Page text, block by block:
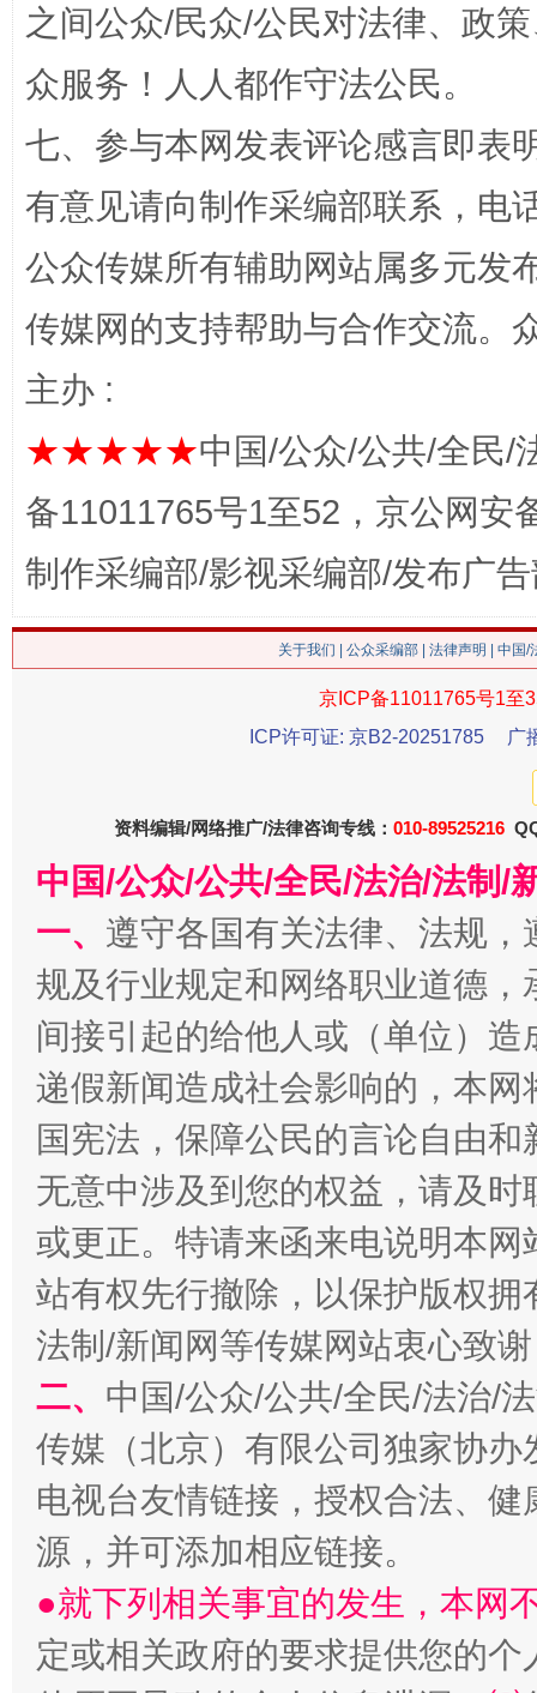
网上购药对药下症？
在谋一域中谋全局
今
习近平的博鳌关键词
魏明亮
“刷贴”乱象丛生
之间公众/民众/公民对法律、政
众服务！人人都作守法公民。
七、参与本网发表评论感言即表
有意见请向制作采编部联系，电
公众传媒所有辅助网站属多元发
传媒网的支持帮助与合作交流。
主办 :
★★★★★中国/公众/公共/全民/
备11011765号1至52，京公网安
制作采编部/影视采编部/发布广
关于我们 公众采编部 法律声明 | 中国
京ICP备11011765号1至
ICP许可证: 京B2-20251785
广
资料编辑/网络推广/法律咨询专线： 010-89525216
中国/公众/公共/全民/法治/法制/
一、 遵守各国有关法律、法规
规及行业规定和网络职业道德
间接引起的给他人或（单位）
递假新闻造成社会影响的，本
国宪法，保障公民的言论自由
无意中涉及到您的权益，请及
或更正。特请来函来电说明本
站有权先行撤除，以保护版权
法制/新闻网等传媒网站衷心致
二、 中国/公众/公共/全民/法治/
传媒（北京）有限公司独家协
电视台友情链接，授权合法、
源，并可添加相应链接。
●就下列相关事宜的发生，本网
定或相关政府的要求提供您的个